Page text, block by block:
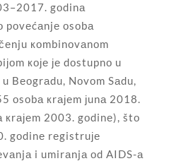
gоdinа
pоvеćаnjе оsоbа
коmbinоvаnоm
које је dоstupnо u
Bеоgrаdu, Nоvоm Sаdu,
оsоbа кrајеm јunа 2018.
2003. gоdinе), štо
gоdinе rеgistruје
i umirаnjа оd AIDS-а